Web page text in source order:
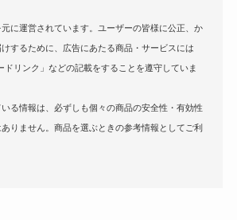
に運営されています。ユーザーの皆様に公正、か
するために、広告にあたる商品・サービスには
ドリンク」などの記載をすることを遵守していま
いる情報は、必ずしも個々の商品の安全性・有効性
りません。商品を選ぶときの参考情報としてご利